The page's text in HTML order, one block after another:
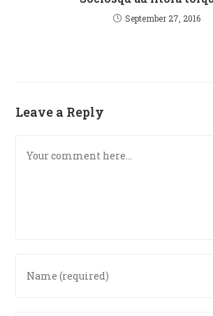
September 27, 2016
Leave a Reply
your